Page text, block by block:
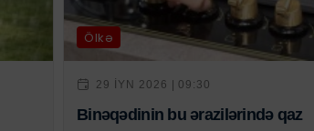
Ölkə
29 IYN 2026 | 09:30
Binəqədinin bu ərazilərində qaz